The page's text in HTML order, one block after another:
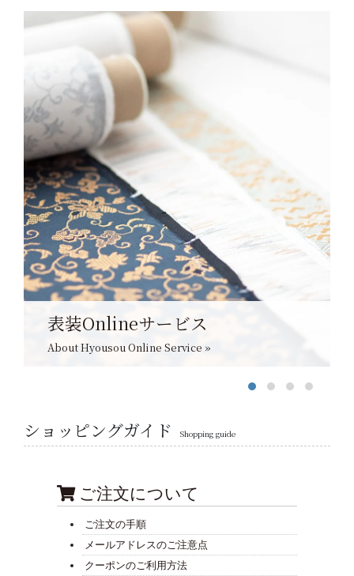
表装Onlineサービス
About Hyousou Online Service »
ショッピングガイド Shopping guide
ご注文について
ご注文の手順
メールアドレスのご注意点
クーポンのご利用方法